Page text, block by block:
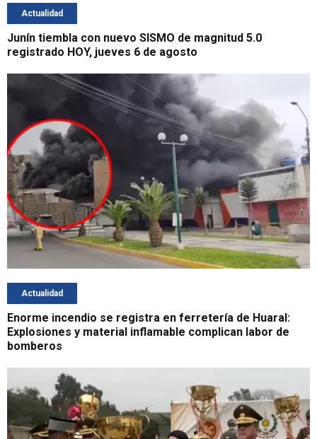
Actualidad
Junín tiembla con nuevo SISMO de magnitud 5.0
registrado HOY, jueves 6 de agosto
Actualidad
Enorme incendio se registra en ferretería de Huaral:
Explosiones y material inflamable complican labor de
bomberos